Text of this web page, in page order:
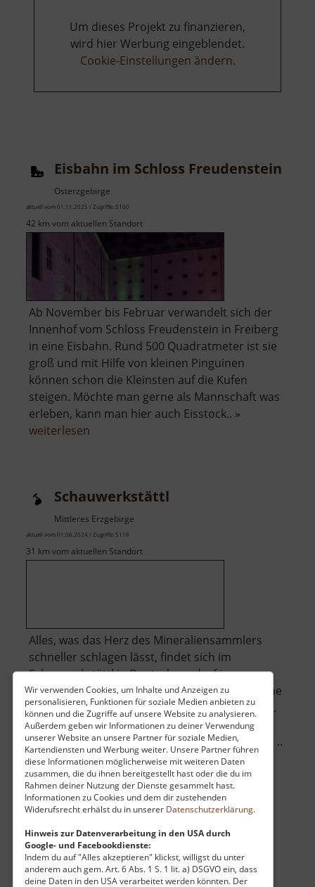
Wir verwenden Cookies, um Inhalte und Anzeigen zu
personalisieren, Funktionen für soziale Medien anbieten zu
können und die Zugriffe auf unsere Website zu analysieren.
Außerdem geben wir Informationen zu deiner Verwendung
unserer Website an unsere Partner für soziale Medien,
Kartendiensten und Werbung weiter. Unsere Partner führen
diese Informationen möglicherweise mit weiteren Daten
zusammen, die du ihnen bereitgestellt hast oder die du im
Rahmen deiner Nutzung der Dienste gesammelt hast.
Informationen zu Cookies und dem dir zustehenden
Widerufsrecht erhälst du in unserer Datenschutzerklärung.
Hinweis zur Datenverarbeitung in den USA durch
Google- und Facebookdienste:
Indem du auf "Alles akzeptieren" klickst, willigst du unter
anderem auch gem. Art. 6 Abs. 1 S. 1 lit. a) DSGVO ein, dass
deine Daten in den USA verarbeitet werden könnten. Der
Um dieses Projekt zu finanzieren,
wird hier Werbung eingeblendet.
Cookie-Einstellungen ändern.
Eisbahn im Schloss Freudenstein
Osterzgebirge
aktuell vom 01.11.2025 / Zugriffe: 5100
42 km vom aktuellen Standort
Ab November bis Februar verwandelt sich der
Innenhof vom Schloss Freudenstein in Freiberg
in eine Eisbahn. Rund 500 Quadratmeter ist sie
groß und mit Hilfe von kleinen Pinguinen
können schon die Kleinsten auf die Kufen
steigen. Möchte man gerne als Mannschaft was
erleben, kann man hier auch Eisstock.. »
weiterlesen
Freudenstein
Schauwerkstättl
Mittleres Erzgebirge
aktuell vom 01.06.2024 / Zugriffe: 5118
31 km vom aktuellen Standort
Alles, was das Herz des Mineraliensammlers
schneller schlagen lässt, findet sich im
Schauwerkstättl in Deutschneudorf im
Erzgebirge. Hier kann man stöbern, beim Steine
schleifen zusehen oder selbst Steine "erleben".
Kinder können im Garten auf Schatzsuche
gehen, im Sandkasten Mineralien suchen oder ..
»weiterlesenüber
Schauwerkstättl
mit Auersbergturm / Westerzgebirge
aktuell vom 01.06.2024 / Zugriffe: 20224
30 km vom aktuellen Standort